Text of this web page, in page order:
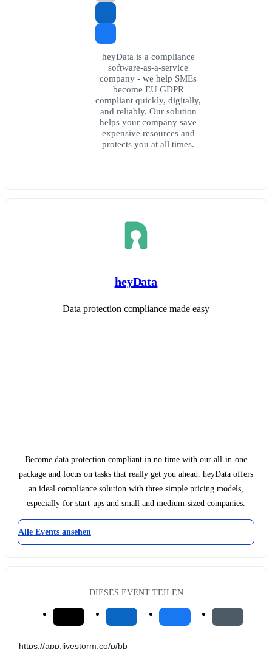
heyData is a compliance
software-as-a-service
company - we help SMEs
become EU GDPR
compliant quickly, digitally,
and reliably. Our solution
helps your company save
expensive resources and
protects you at all times.
heyData
Data protection compliance made easy
Become data protection compliant in no time with our all-in-one
package and focus on tasks that really get you ahead. heyData offers
an ideal compliance solution with three simple pricing models,
especially for start-ups and small and medium-sized companies.
Alle Events ansehen
DIESES EVENT TEILEN